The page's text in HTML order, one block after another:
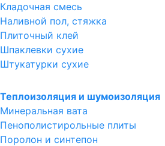
Кладочная смесь
Наливной пол, стяжка
Плиточный клей
Шпаклевки сухие
Штукатурки сухие
Теплоизоляция и шумоизоляция
Минеральная вата
Пенополистирольные плиты
Поролон и синтепон